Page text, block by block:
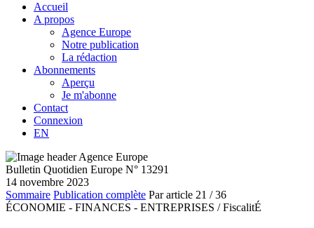
Accueil
A propos
Agence Europe
Notre publication
La rédaction
Abonnements
Aperçu
Je m'abonne
Contact
Connexion
EN
Bulletin Quotidien Europe N° 13291
14 novembre 2023
Sommaire Publication complète Par article 21 / 36
ÉCONOMIE - FINANCES - ENTREPRISES / FiscalitÉ